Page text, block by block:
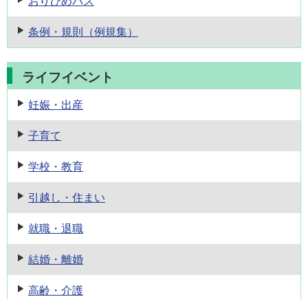
条例・規則 （例規集）
ライフイベント
妊娠・出産
子育て
学校・教育
引越し・住まい
就職・退職
結婚・離婚
高齢・介護